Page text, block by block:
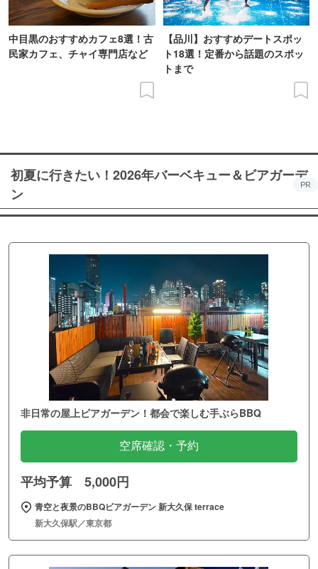
中目黒のおすすめカフェ8選！古
民家カフェ、チャイ専門店など
【品川】おすすめデートスポッ
ト18選！定番から話題のスポッ
トまで
初夏に行きたい！2026年バーベキュー＆ビアガーデ
ン
PR
非日常の屋上ビアガーデン！都会で楽しむ手ぶらBBQ
空席確認・予約
平均予算 5,000円
青空と夜景のBBQビアガーデン 新大久保 terrace
新大久保駅／東京都